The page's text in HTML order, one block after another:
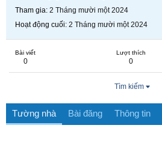
Tham gia 2 Tháng mười một 2024
Hoạt động cuối 2 Tháng mười một 2024
Bài viết
0
Lượt thích
0
Tìm kiếm
Tường nhà Bài đăng Thông tin